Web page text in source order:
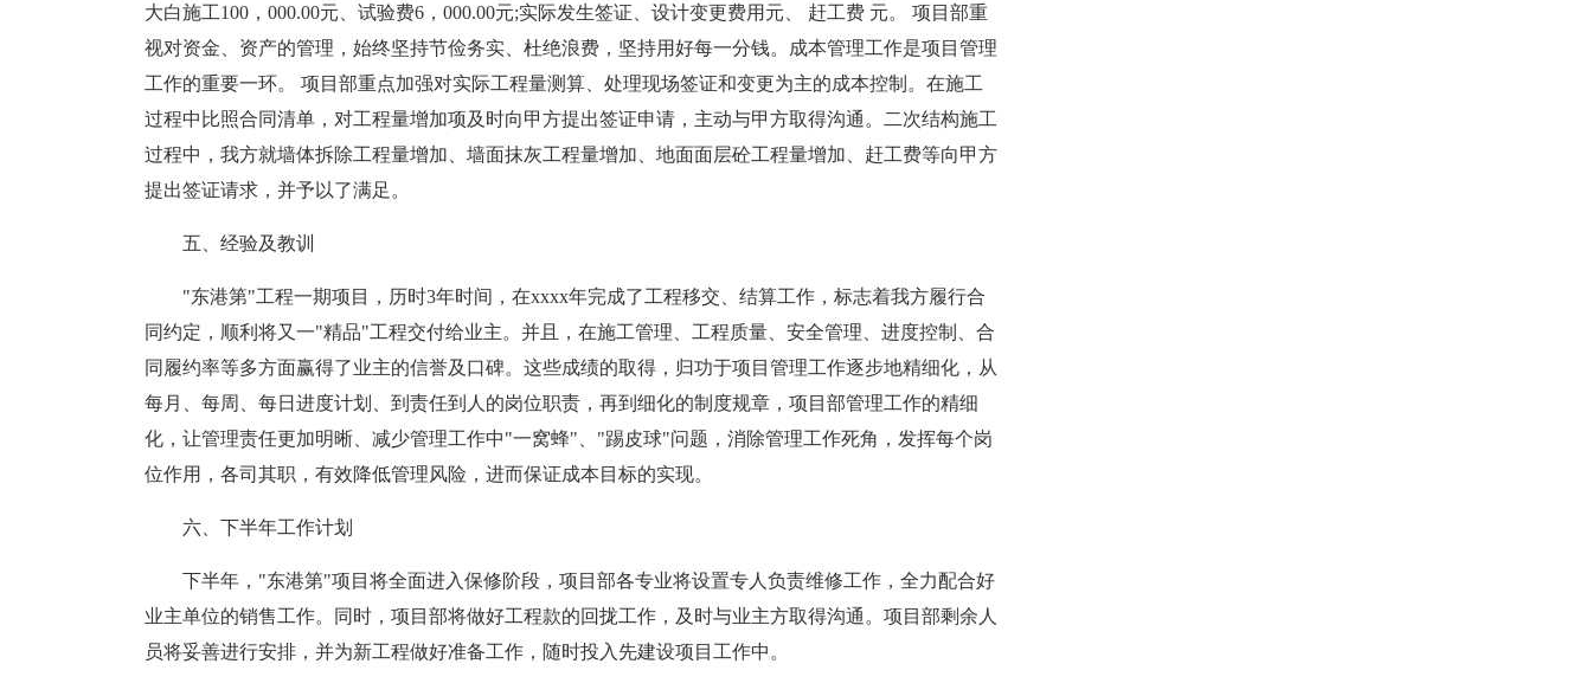
大白施工100，000.00元、试验费6，000.00元;实际发生签证、设计变更费用元、 赶工费 元。 项目部重
视对资金、资产的管理，始终坚持节俭务实、杜绝浪费，坚持用好每一分钱。成本管理工作是项目管理
工作的重要一环。 项目部重点加强对实际工程量测算、处理现场签证和变更为主的成本控制。在施工
过程中比照合同清单，对工程量增加项及时向甲方提出签证申请，主动与甲方取得沟通。二次结构施工
过程中，我方就墙体拆除工程量增加、墙面抹灰工程量增加、地面面层砼工程量增加、赶工费等向甲方
提出签证请求，并予以了满足。
五、经验及教训
"东港第"工程一期项目，历时3年时间，在xxxx年完成了工程移交、结算工作，标志着我方履行合
同约定，顺利将又一"精品"工程交付给业主。并且，在施工管理、工程质量、安全管理、进度控制、合
同履约率等多方面赢得了业主的信誉及口碑。这些成绩的取得，归功于项目管理工作逐步地精细化，从
每月、每周、每日进度计划、到责任到人的岗位职责，再到细化的制度规章，项目部管理工作的精细
化，让管理责任更加明晰、减少管理工作中"一窝蜂"、"踢皮球"问题，消除管理工作死角，发挥每个岗
位作用，各司其职，有效降低管理风险，进而保证成本目标的实现。
六、下半年工作计划
下半年，"东港第"项目将全面进入保修阶段，项目部各专业将设置专人负责维修工作，全力配合好
业主单位的销售工作。同时，项目部将做好工程款的回拢工作，及时与业主方取得沟通。项目部剩余人
员将妥善进行安排，并为新工程做好准备工作，随时投入先建设项目工作中。